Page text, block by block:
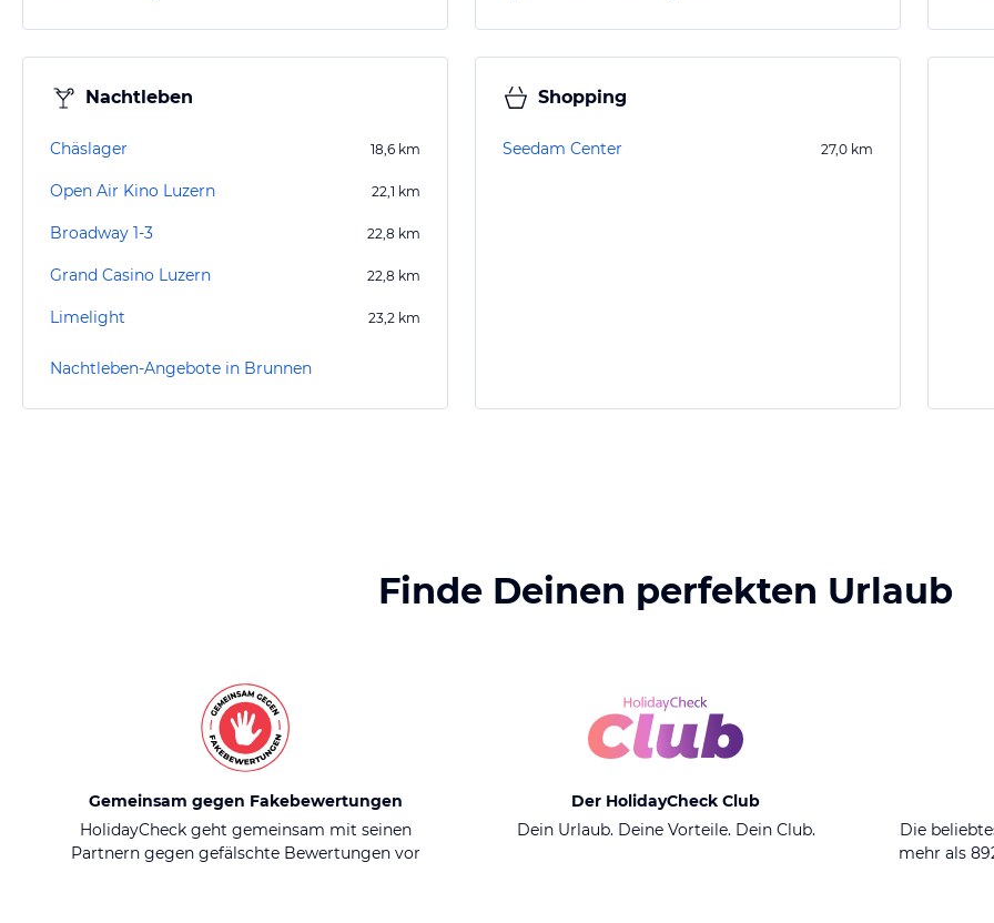
Nachtleben
Chäslager 18,6 km
Open Air Kino Luzern 22,1 km
Broadway 1-3 22,8 km
Grand Casino Luzern 22,8 km
Limelight 23,2 km
Nachtleben-Angebote in Brunnen
Shopping
Seedam Center 27,0 km
Finde Deinen perfekten Urlaub
Gemeinsam gegen Fakebewertungen
HolidayCheck geht gemeinsam mit seinen
Partnern gegen gefälschte Bewertungen vor
Der HolidayCheck Club
Dein Urlaub. Deine Vorteile. Dein Club.
Die
mehr als